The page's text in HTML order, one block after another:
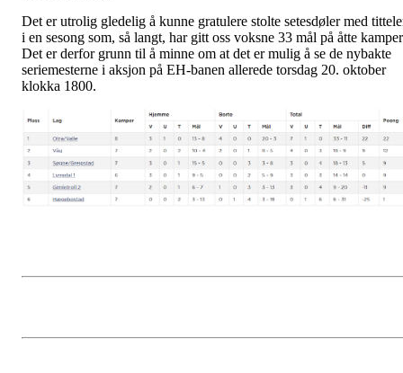
Det er utrolig gledelig å kunne gratulere stolte setesdøler med
i en sesong som, så langt, har gitt oss voksne 33 mål på åtte
Det er derfor grunn til å minne om at det er mulig å se de nybakte
seriemesterne i aksjon på EH-banen allerede torsdag 20. oktober
klokka 1800.